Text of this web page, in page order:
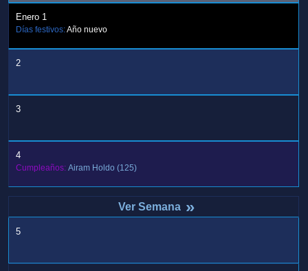
Enero 1
Días festivos:Año nuevo
2
3
4
Cumpleaños: Airam Holdo (125)
»
5